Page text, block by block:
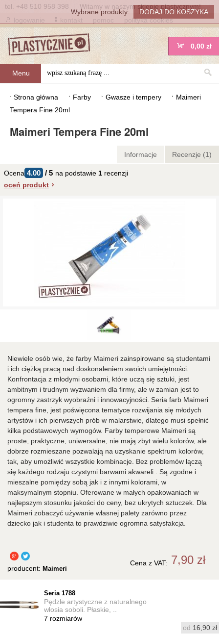
tel. +48 510 958 398
Witamy w naszym sklepie plastycznym!
logowanie
kontakt pomoc polityka cookies
Menu
0,00 zł
Strona główna Farby Gwasze i tempery
Maimeri
Tempera Fine 20ml
Maimeri Tempera Fine 20ml
Recenzje (1)
Informacje
Ocena 4.00 / 5 na podstawie 1 recenzji
oceń produkt
Niewiele osób wie, że farby Maimeri zainspirowane są studentami
i ich ciężką pracą nad doskonaleniem swoich umiejętności.
Konfrontacja z młodymi osobami, które uczą się sztuki, jest
ambitnym i trudnym wyzwaniem dla firmy, ale w zamian jest to
ogromny zastrzyk wyobraźni i innowacyjności. Seria farb Maimeri
tempera fine, jest poświęcona tematyce rozwijania się młodych
artystów i ich pierwszych prób w malarstwie, dlatego musi spełnić
kilka podstawowych wymogów. Farby temperowe Maimeri są
proste, praktyczne, uniwersalne, nie mają zbyt wielu kolorów, ale
dobrze rozmieszane pozwalają na uzyskanie spektrum kolorów,
tak, aby umożliwić wszystkie kombinacje. Bez problemów łączą
się każdego rodzaju czystymi barwami akwareli . Są zgodne i
mieszalne pomiędzy sobą jak i z innymi kolorami, w
maksymalnym stopniu. Oferowane w małych opakowaniach w
najlepszym stosunku jakości do ceny, bez ukrytych sztuczek. Dla
Maimeri zobaczyć używanie własnej palety zarówno przez
dziecko jak i studenta to prawdziwie ogromna satysfakcja.
producent: Maimeri
7,90 zł
Cena z VAT:
Seria 1788
Pędzle artystyczne z naturalnego
włosia soboli. Płaskie, ..
7 rozmiarów
od 16,90 zł
Wybrane produkty: